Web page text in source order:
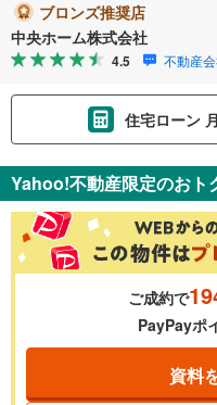
ブロンズ推奨店
中央ホーム株式会社
4.5 不動産
住宅ローン
金利
0.01%
Yahoo!不動産限定のおト
ご成約で
PayPayポ
資料